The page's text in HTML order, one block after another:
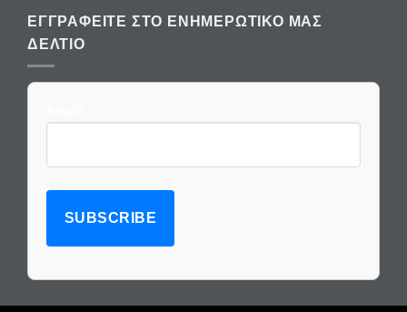
ΕΓΓΡΑΦΕΊΤΕ ΣΤΟ ΕΝΗΜΕΡΩΤΙΚΌ ΜΑΣ
ΔΕΛΤΊΟ